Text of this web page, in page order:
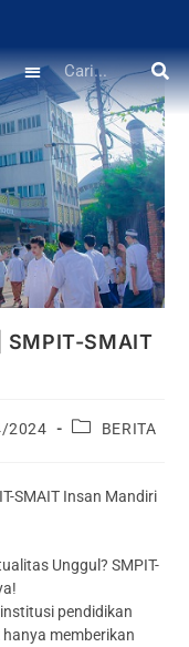
SMAIT
2024 BERITA
SMAIT Insan Mandiri
Unggul? SMPIT-
pendidikan
memberikan